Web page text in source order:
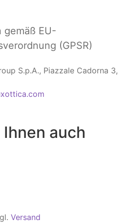
gemäß EU-
(GPSR)
S.p.A., Piazzale Cadorna 3,
auch
Versand